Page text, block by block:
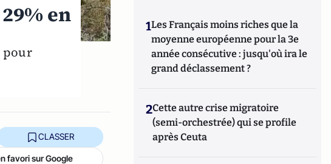
en
pour
CLASSER
favori sur Google
1Les Français moins riches que la
moyenne européenne pour la 3e
année consécutive : jusqu'où ira le
grand déclassement ?
2Cette autre crise migratoire
(semi-orchestrée) qui se profile
après Ceuta